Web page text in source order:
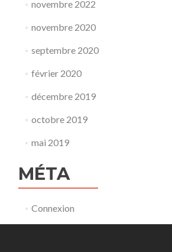
novembre 2022
novembre 2020
septembre 2020
février 2020
décembre 2019
octobre 2019
mai 2019
MÉTA
Connexion